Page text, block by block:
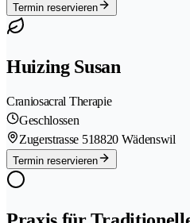
Termin reservieren
Huizing Susan
Craniosacral Therapie
Geschlossen
Zugerstrasse 518820 Wädenswil
Termin reservieren